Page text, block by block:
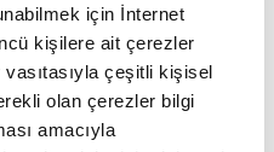
için İnternet
kişilere ait çerezler
vasıtasıyla çeşitli kişisel
olan çerezler bilgi
amacıyla
Prof. Dr. Şakir Görmüş
Samar'ın